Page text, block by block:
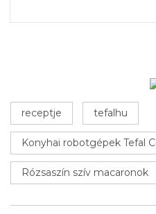
receptje tefalhu
Konyhai robotgépek Tefal
Rózsaszín szív macaronok